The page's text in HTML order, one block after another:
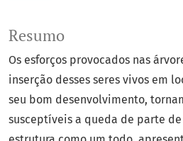
Resumo
Os esforços provocados nas
inserção desses seres vivos em
seu bom desenvolvimento,
susceptíveis a queda de parte